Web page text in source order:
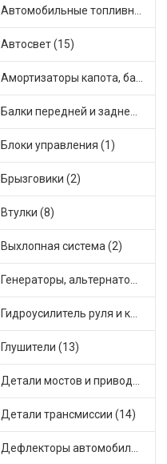
Автомобильные топливные насосы (22)
Автосвет (15)
Амортизаторы капота, багажника (4)
Балки передней и задней подвески (1)
Блоки управления (1)
Брызговики (2)
Втулки (8)
Выхлопная система (2)
Генераторы, альтернаторы и комплектующие (32)
Гидроусилитель руля и комплектующие (1)
Глушители (13)
Детали мостов и привода трансмиссии (18)
Детали трансмиссии (14)
Дефлекторы автомобильные (1)